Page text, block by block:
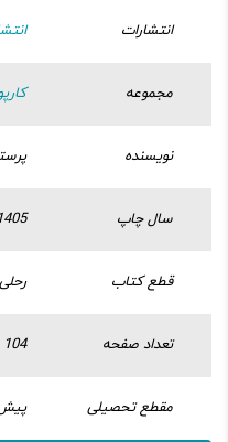
انتشارات
مجموعه
نویسنده
سال چاپ 1405
قطع کتاب رحلی
تعداد صفحه 104
مقطع تحصیلی